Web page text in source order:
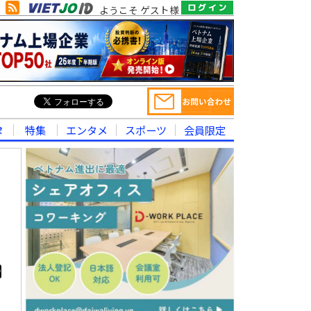
ようこそ ゲスト様
特集 エンタメ スポーツ 会員限定